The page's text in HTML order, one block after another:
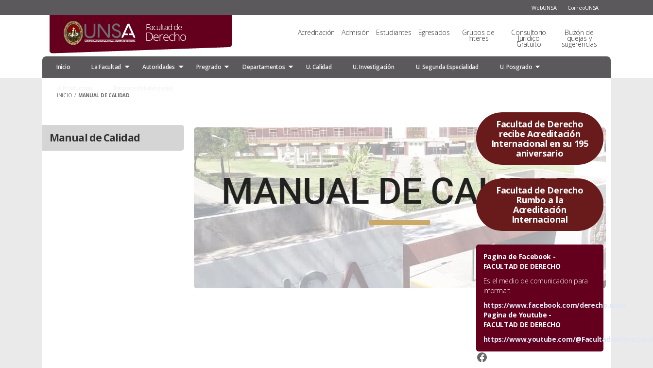
WebUNSA CorreoUNSA
Acreditación Admisión Estudiantes Egresados Grupos de
Interes
Consultorio
Juridico
Gratuito
Buzón de
quejas y
sugerencias
Inicio La Facultad Autoridades Pregrado Departamentos U. Calidad U. Investigación U. Segunda Especialidad U. Posgrado
INICIO / MANUAL DE CALIDAD
Manual de Calidad
Facultad de Derecho
recibe Acreditación
Internacional en su 195
aniversario
Facultad de Derecho
Rumbo a la
Acreditación
Internacional
Pagina de Facebook -
FACULTAD DE DERECHO
Es el medio de comunicacion para
informar:
https://www.facebook.com/derecho.unsa
Pagina de Youtube -
FACULTAD DE DERECHO
https://www.youtube.com/
https://www.facebook.com/